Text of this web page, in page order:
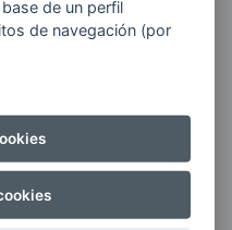
medio, incluido
el
de un perfil
de navegación (por